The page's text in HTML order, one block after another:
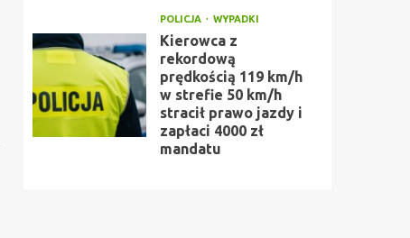
POLICJA WYPADKI
Kierowca z
rekordową
prędkością 119 km/h
w strefie 50 km/h
stracił prawo jazdy i
zapłaci 4000 zł
mandatu